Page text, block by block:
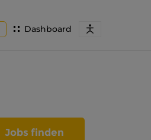
Dashboard
Jobs finden